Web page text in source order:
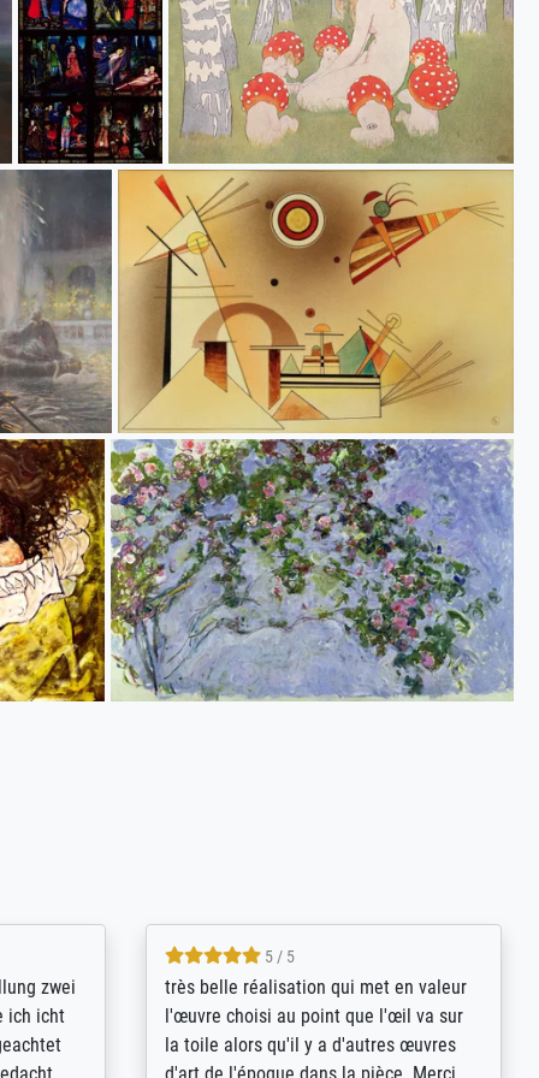
to
the best
5 / 5
eine große Auswahl an Bildern und
deren Reproduktionsmöglichkeiten;
wurde sehr gut durch die einzelnen